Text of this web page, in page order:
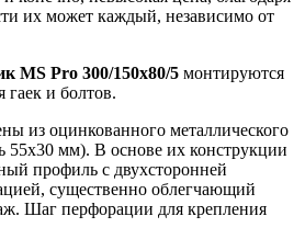
их может каждый, независимо от
MS Pro 300/150x80/5 монтируются
гаек и болтов.
из оцинкованного металлического
55х30 мм). В основе их конструкции
профиль с двухсторонней
существенно облегчающий
Шаг перфорации для крепления